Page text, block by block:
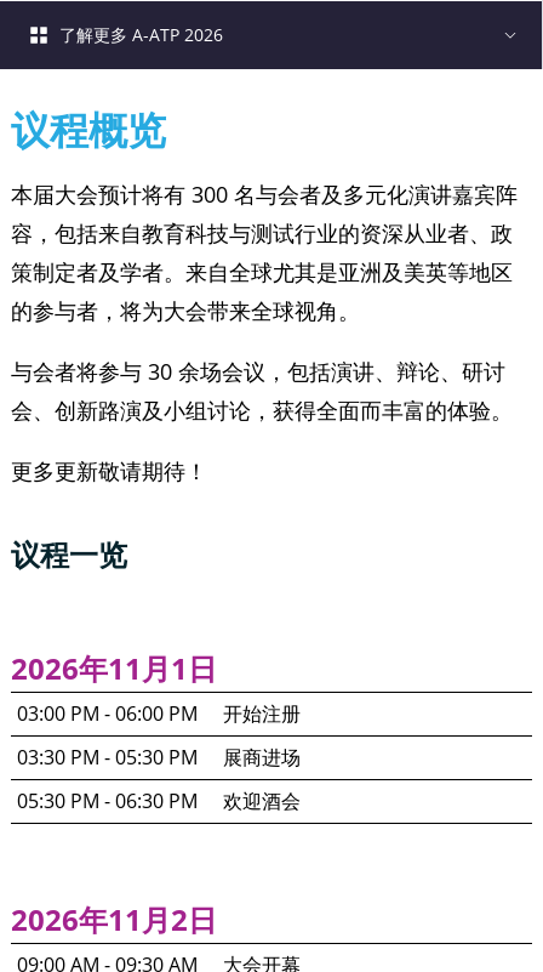
议程概览
本届大会预计将有 300 名与会者及多元化演讲嘉宾阵
容，包括来自教育科技与测试行业的资深从业者、政
策制定者及学者。来自全球尤其是亚洲及美英等地区
的参与者，将为大会带来全球视角。
与会者将参与 30 余场会议，包括演讲、辩论、研讨
会、创新路演及小组讨论，获得全面而丰富的体验。
更多更新敬请期待！
议程一览
2026年11月1日
03:00 PM - 06:00 PM
开始注册
03:30 PM - 05:30 PM
展商进场
05:30 PM - 06:30 PM
欢迎酒会
2026年11月2日
09:00 AM - 09:30 AM
大会开幕
了解更多 A-ATP 2026